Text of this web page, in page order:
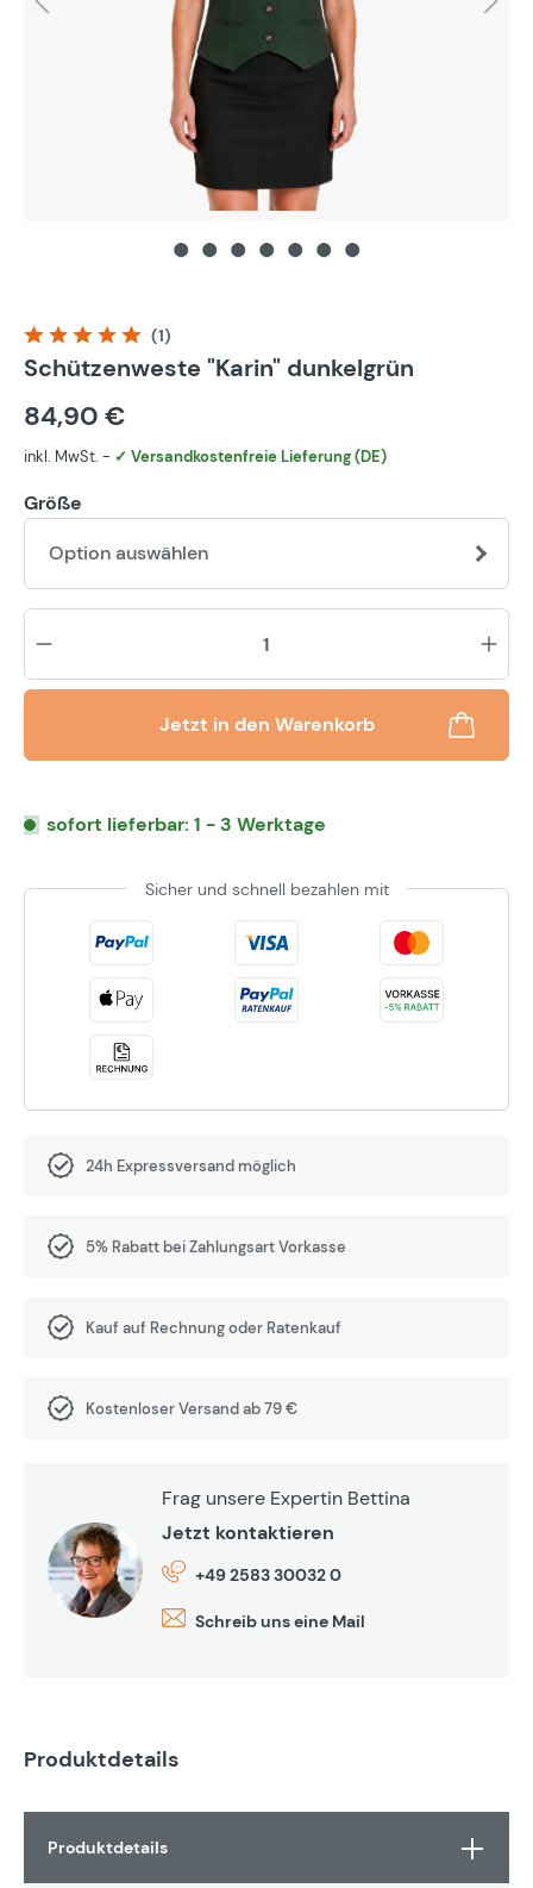
Durchschnittliche Bewertung von 5 von 5 Sternen
(1)
Schützenweste "Karin" dunkelgrün
84,90 €
inkl. MwSt. - ✓ Versandkostenfreie Lieferung (DE)
Größe
Option auswählen
Jetzt in den Warenkorb
sofort lieferbar: 1 - 3 Werktage
Sicher und schnell bezahlen mit
24h Expressversand möglich
5% Rabatt bei Zahlungsart Vorkasse
Kauf auf Rechnung oder Ratenkauf
Kostenloser Versand ab 79 €
Frag unsere Expertin Bettina
Jetzt kontaktieren
+49 2583 30032 0
Schreib uns eine Mail
Produktdetails
Produktdetails